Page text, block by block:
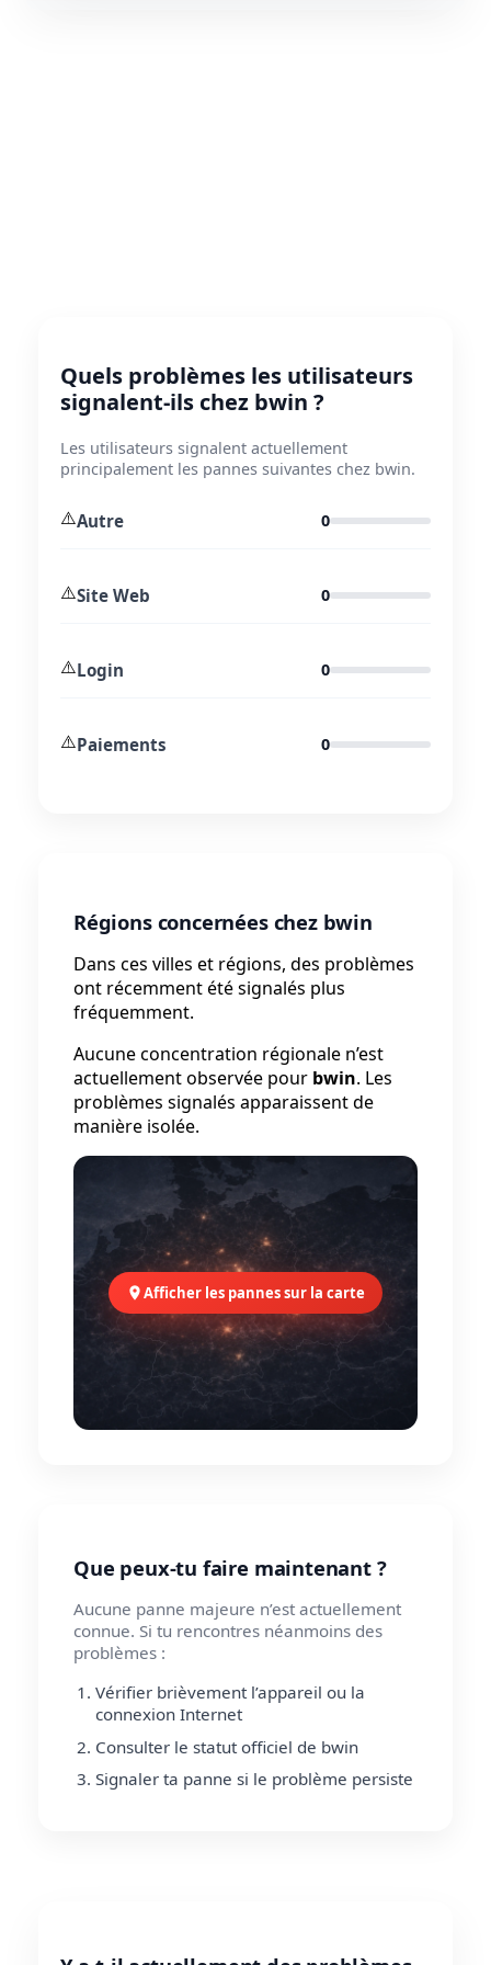
Quels problèmes les utilisateurs
signalent-ils chez bwin ?
Les utilisateurs signalent actuellement
principalement les pannes suivantes chez bwin.
⚠️Autre 0
⚠️Site Web 0
⚠️Login 0
⚠️Paiements 0
Régions concernées chez bwin
Dans ces villes et régions, des problèmes
ont récemment été signalés plus
fréquemment.
Aucune concentration régionale n’est
actuellement observée pour bwin. Les
problèmes signalés apparaissent de
manière isolée.
Afficher les pannes sur la carte
Que peux-tu faire maintenant ?
Aucune panne majeure n’est actuellement
connue. Si tu rencontres néanmoins des
problèmes :
Vérifier brièvement l’appareil ou la
connexion Internet
Consulter le statut officiel de bwin
Signaler ta panne si le problème persiste